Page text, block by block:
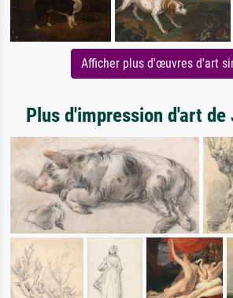
Afficher plus d'œuvres d'art
Plus d'impression d'art de